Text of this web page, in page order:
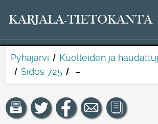
KARJALA-TIETOKANTA
Pyhäjärvi
Kuolleiden ja
Sidos 725
–